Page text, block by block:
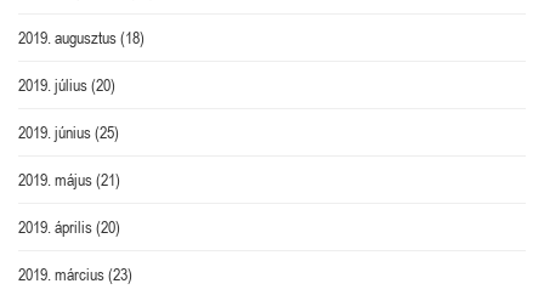
2019. augusztus(18)
2019. július(20)
2019. június(25)
2019. május(21)
2019. április(20)
2019. március(23)